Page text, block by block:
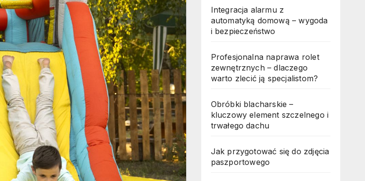
Integracja alarmu z
automatyką domową – wygoda
i bezpieczeństwo
Profesjonalna naprawa rolet
zewnętrznych – dlaczego
warto zlecić ją specjalistom?
Obróbki blacharskie –
kluczowy element szczelnego i
trwałego dachu
Jak przygotować się do zdjęcia
paszportowego